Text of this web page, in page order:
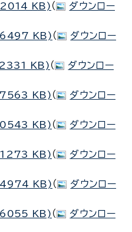
KB) （
ダウンロー
56497 KB) （
ダウンロー
KB) （
ダウンロー
17563 KB) （
ダウンロー
40543 KB) （
ダウンロー
51273 KB) （
ダウンロー
64974 KB) （
ダウンロー
56055 KB) （
ダウンロー